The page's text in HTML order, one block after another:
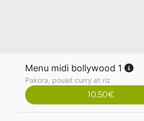
Menu midi bollywood 1
Pakora, poulet curry et riz
10.50€